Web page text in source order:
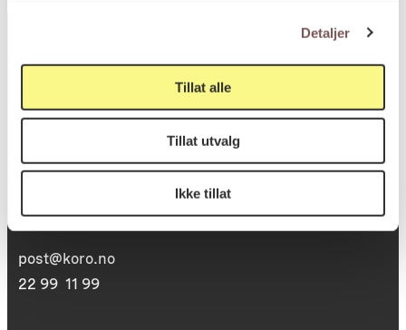
Detaljer
Tillat alle
Tillat utvalg
Ikke tillat
Postadresse
Postboks 6994
0130 Oslo
post@koro.no
22 99 11 99